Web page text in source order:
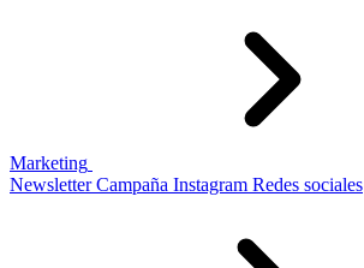
Marketing
Newsletter Campaña Instagram Redes sociales